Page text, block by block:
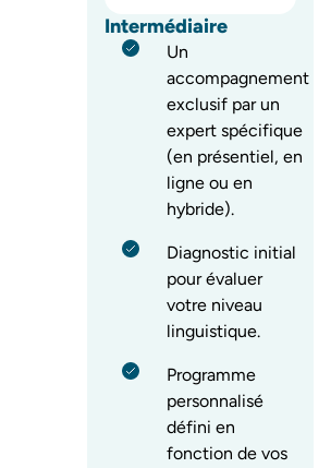
Intermédiaire
Un
accompagnement
exclusif par un
expert spécifique
(en présentiel, en
ligne ou en
hybride).
Diagnostic initial
pour évaluer
votre niveau
linguistique.
Programme
personnalisé
défini en
fonction de vos